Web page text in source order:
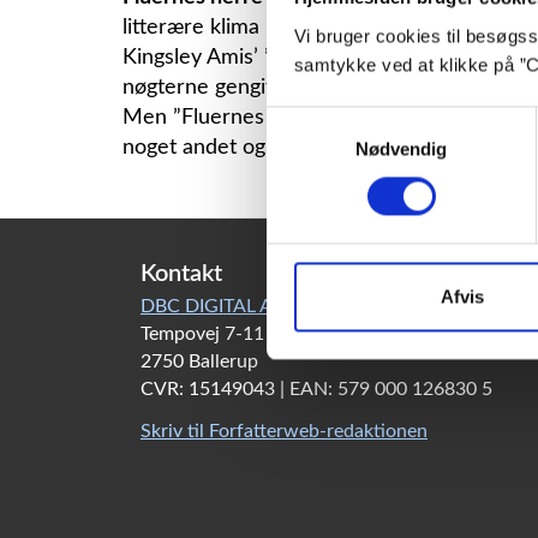
Vi bruger cookies til
samtykke ved at klikke på
Nødvendig
Afvis
litterære klima i Storbritannien i 50erne.
Kingsley Amis’ ”Lucky Jim” (1954), John
nøgterne gengivelse af den grå og
Men ”Fluernes herre” var ganske
noget andet og mere end den robinsonade-
Kontakt
DBC DIGITAL A/S
Tempovej 7-11
2750 Ballerup
CVR: 15149043 | EAN: 579 000 126830 5
Skriv til Forfatterweb-redaktionen